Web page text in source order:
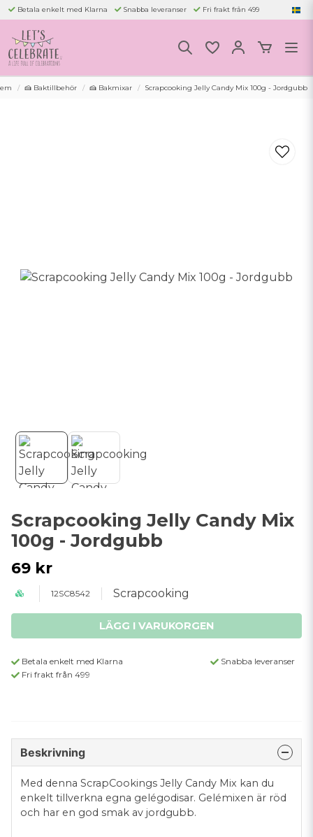
Betala enkelt med Klarna Snabba leveranser Fri frakt från 499
🍰 Baktillbehör 🍰 Bakmixar Scrapcooking Jelly Candy Mix 100g - Jordgubb
Scrapcooking Jelly Candy Mix
100g - Jordgubb
69 kr
12SC8542 Scrapcooking
LÄGG I VARUKORGEN
Betala enkelt med Klarna
Snabba leveranser
Fri frakt från 499
Beskrivning
Med denna ScrapCookings Jelly Candy Mix kan du
enkelt tillverkna egna gelégodisar. Gelémixen är röd
och har en god smak av jordgubb.